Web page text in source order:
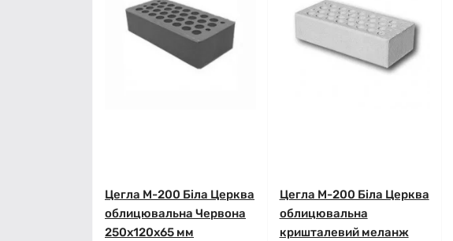
Цегла М-200 Біла Церква
облицювальна Червона
250х120х65 мм
Цегла М-200 Біла Церква
облицювальна
кришталевий меланж